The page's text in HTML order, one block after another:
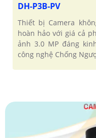
DH-P3B-PV
Thiết bị Camera
hoàn hảo với giá cả
ảnh 3.0 MP đáng
công nghệ Chống